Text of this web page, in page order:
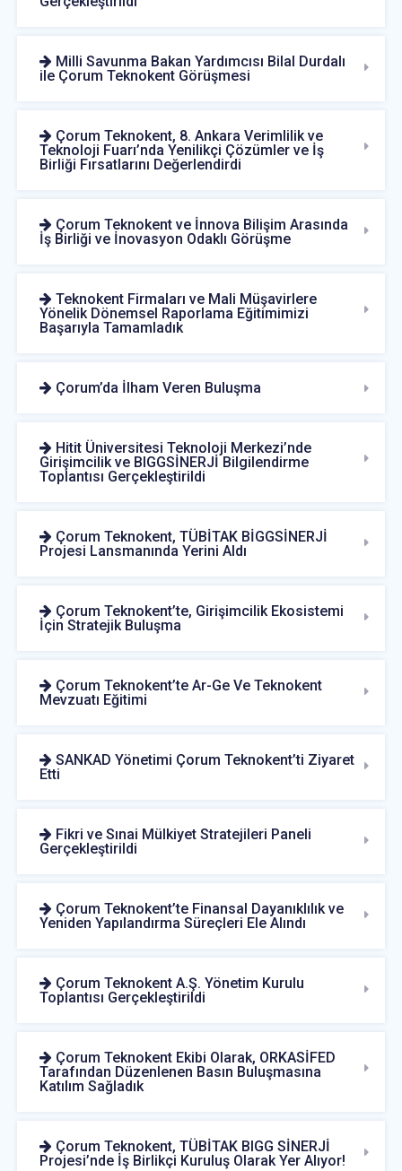
Milli Savunma Bakan Yardımcısı Bilal Durdalı
ile Çorum Teknokent Görüşmesi
Çorum Teknokent, 8. Ankara Verimlilik ve
Teknoloji Fuarı’nda Yenilikçi Çözümler ve İş
Birliği Fırsatlarını Değerlendirdi
Çorum Teknokent ve İnnova Bilişim Arasında
İş Birliği ve İnovasyon Odaklı Görüşme
Teknokent Firmaları ve Mali Müşavirlere
Yönelik Dönemsel Raporlama Eğitimimizi
Başarıyla Tamamladık
Çorum’da İlham Veren Buluşma
Hitit Üniversitesi Teknoloji Merkezi’nde
Girişimcilik ve BIGGSİNERJİ Bilgilendirme
Toplantısı Gerçekleştirildi
Çorum Teknokent, TÜBİTAK BİGGSİNERJİ
Projesi Lansmanında Yerini Aldı
Çorum Teknokent’te, Girişimcilik Ekosistemi
İçin Stratejik Buluşma
Çorum Teknokent’te Ar-Ge Ve Teknokent
Mevzuatı Eğitimi
SANKAD Yönetimi Çorum Teknokent’ti Ziyaret
Etti
Fikri ve Sınai Mülkiyet Stratejileri Paneli
Gerçekleştirildi
Çorum Teknokent’te Finansal Dayanıklılık ve
Yeniden Yapılandırma Süreçleri Ele Alındı
Çorum Teknokent A.Ş. Yönetim Kurulu
Toplantısı Gerçekleştirildi
Çorum Teknokent Ekibi Olarak, ORKASİFED
Tarafından Düzenlenen Basın Buluşmasına
Katılım Sağladık
Çorum Teknokent, TÜBİTAK BIGG SİNERJİ
Projesi’nde İş Birlikçi Kuruluş Olarak Yer Alıyor!